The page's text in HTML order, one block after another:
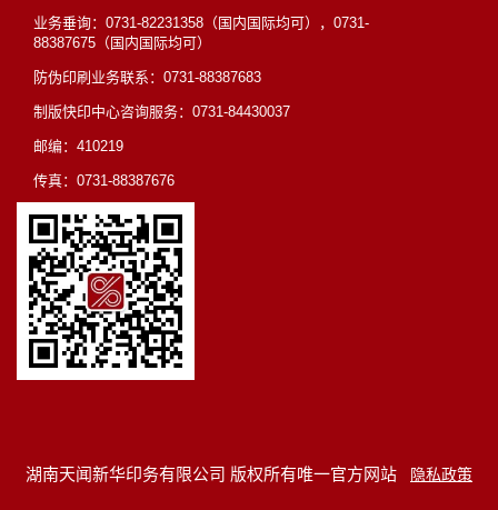
业务垂询：0731-82231358（国内国际均可），0731-
88387675（国内国际均可）
防伪印刷业务联系：0731-88387683
制版快印中心咨询服务：0731-84430037
邮编：410219
传真：0731-88387676
湖南天闻新华印务有限公司 版权所有唯一官方网站 隐私政策